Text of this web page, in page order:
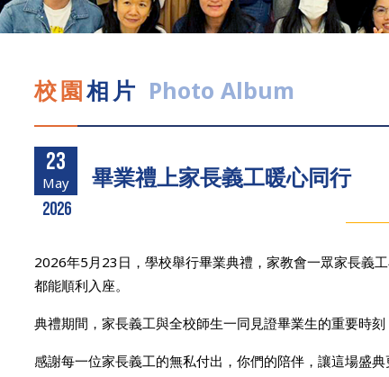
校園相片 Photo Album
23
May
2026
畢業禮上家長義工暖心同行
2026年5月23日，學校舉行畢業典禮，家教會一眾家長義
都能順利入座。
典禮期間，家長義工與全校師生一同見證畢業生的重要時刻
感謝每一位家長義工的無私付出，你們的陪伴，讓這場盛典